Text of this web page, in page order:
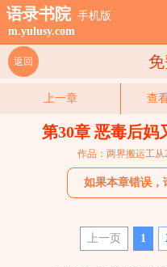
语录书院 手机版
m.yulusy.com
返回
上一章 查
第30章 恶毒后妈
作品：两界搬运工从
如果本章错误，
上一页 1